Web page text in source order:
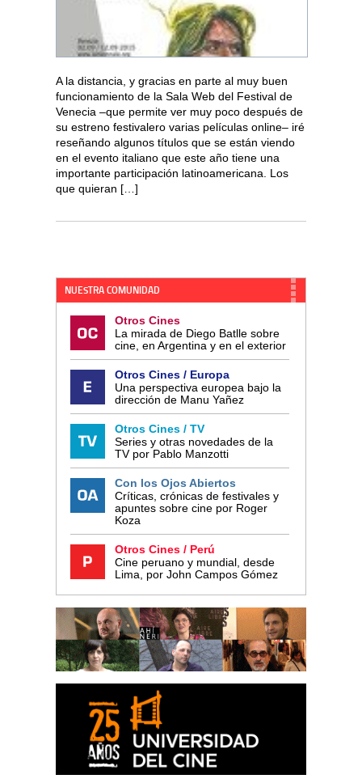
A la distancia, y gracias en parte al muy buen
funcionamiento de la Sala Web del Festival de
Venecia –que permite ver muy poco después de
su estreno festivalero varias películas online– iré
reseñando algunos títulos que se están viendo
en el evento italiano que este año tiene una
importante participación latinoamericana. Los
que quieran […]
NUESTRA COMUNIDAD
Otros Cines
La mirada de Diego Batlle sobre
cine, en Argentina y en el exterior
Otros Cines / Europa
Una perspectiva europea bajo la
dirección de Manu Yañez
Otros Cines / TV
Series y otras novedades de la
TV por Pablo Manzotti
Con los Ojos Abiertos
Críticas, crónicas de festivales y
apuntes sobre cine por Roger
Koza
Otros Cines / Perú
Cine peruano y mundial, desde
Lima, por John Campos Gómez